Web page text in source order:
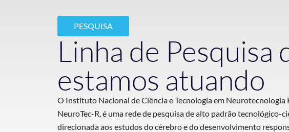
PESQUISA
Linha de Pesquisa
estamos atuando
O Instituto Nacional de Ciência e Tecnologia em Neurotecnologia
NeuroTec-R, é uma rede de pesquisa de alto padrão tecnológico-
direcionada aos estudos do cérebro e do desenvolvimento